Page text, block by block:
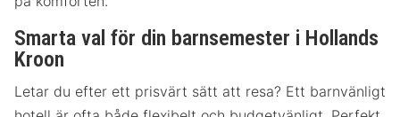
Smarta val för din barnsemester i Hollands
Kroon
Letar du efter ett prisvärt sätt att resa? Ett barnvänligt